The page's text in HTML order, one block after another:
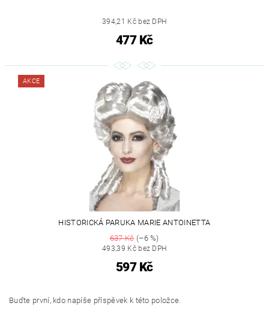
394,21 Kč bez DPH
477 Kč
AKCE
HISTORICKÁ PARUKA MARIE ANTOINETTA
637 Kč(–6 %)
493,39 Kč bez DPH
597 Kč
Buďte první, kdo napíše příspěvek k této položce.